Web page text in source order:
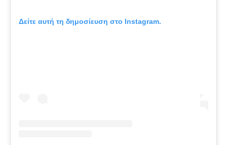
Δείτε αυτή τη δημοσίευση στο Instagram.